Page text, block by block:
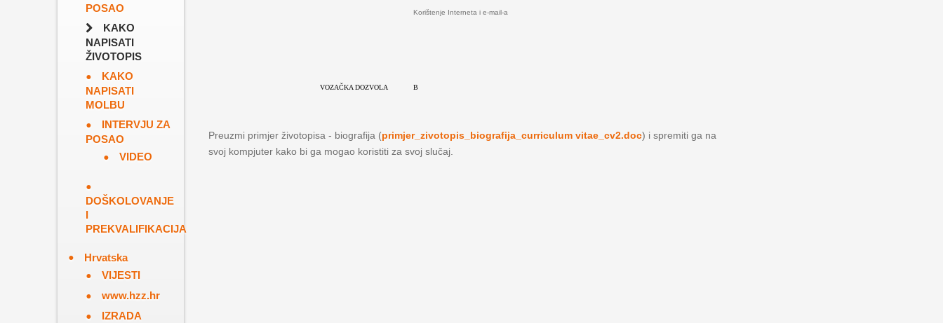
Korištenje Interneta i e-mail-a
VOZAČKA DOZVOLA B
Preuzmi primjer životopisa - biografija (primjer_zivotopis_biografija_curriculum vitae_cv2.doc) i spremiti ga na
svoj kompjuter kako bi ga mogao koristiti za svoj slučaj.
POSAO
KAKO
NAPISATI
ŽIVOTOPIS
KAKO
NAPISATI
MOLBU
INTERVJU ZA
POSAO
VIDEO
DOŠKOLOVANJE
I
PREKVALIFIKACIJA
Hrvatska
VIJESTI
www.hzz.hr
IZRADA